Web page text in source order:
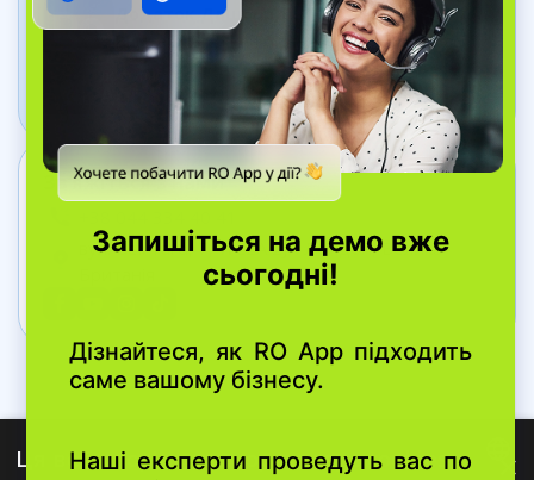
Додаток Дашборд
Відстежуйте стан бізнесу в реальному часі
Зв’яжіться з нами
вул. Bell Yard, 7, WC2A 2JR Лондон, Велика
© 2026 RO App ×
Ця веб-сторінка використовує cookies